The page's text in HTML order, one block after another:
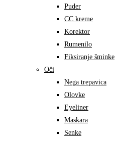
Puder
CC kreme
Korektor
Rumenilo
Fiksiranje šminke
Oči
Nega trepavica
Olovke
Eyeliner
Maskara
Senke